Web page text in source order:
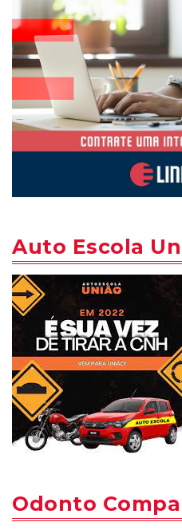
Auto Escola
Odonto